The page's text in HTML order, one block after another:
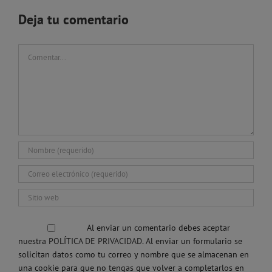
Deja tu comentario
Al enviar un comentario debes aceptar
nuestra POLÍTICA DE PRIVACIDAD. Al enviar un formulario se
solicitan datos como tu correo y nombre que se almacenan en
una cookie para que no tengas que volver a completarlos en